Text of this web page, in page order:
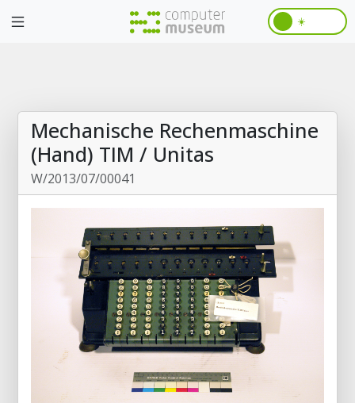
☀️
Mechanische Rechenmaschine
(Hand) TIM / Unitas
W/2013/07/00041